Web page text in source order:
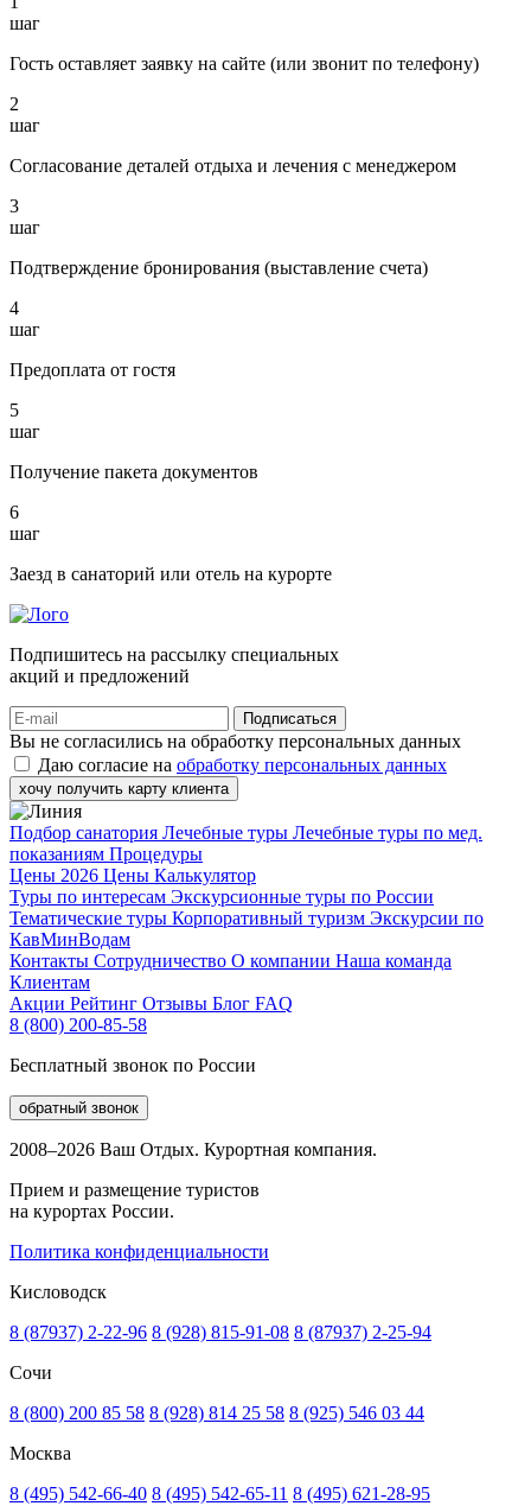
шаг
Гость оставляет заявку на сайте (или звонит по телефону)
2
шаг
Согласование деталей отдыха и лечения с менеджером
3
шаг
Подтверждение бронирования (выставление счета)
4
шаг
Предоплата от гостя
5
шаг
Получение пакета документов
6
шаг
Заезд в санаторий или отель на курорте
Подпишитесь на рассылку специальных
акций и предложений
Подписаться
Вы не согласились на обработку персональных данных
Даю согласие на обработку персональных данных
хочу получить карту клиента
Подбор санатория Лечебные туры Лечебные туры по мед.
показаниям Процедуры
Цены 2026 Цены Калькулятор
Туры по интересам Экскурсионные туры по России
Тематические туры Корпоративный туризм Экскурсии по
КавМинВодам
Контакты Сотрудничество О компании Наша команда
Клиентам
Акции Рейтинг Отзывы Блог FAQ
8 (800) 200-85-58
Бесплатный звонок по России
обратный звонок
2008–2026 Ваш Отдых. Курортная компания.
Прием и размещение туристов
на курортах России.
Политика конфиденциальности
Кисловодск
8 (87937) 2-22-96 8 (928) 815-91-08 8 (87937) 2-25-94
Сочи
8 (800) 200 85 58 8 (928) 814 25 58 8 (925) 546 03 44
Москва
8 (495) 542-66-40 8 (495) 542-65-11 8 (495) 621-28-95